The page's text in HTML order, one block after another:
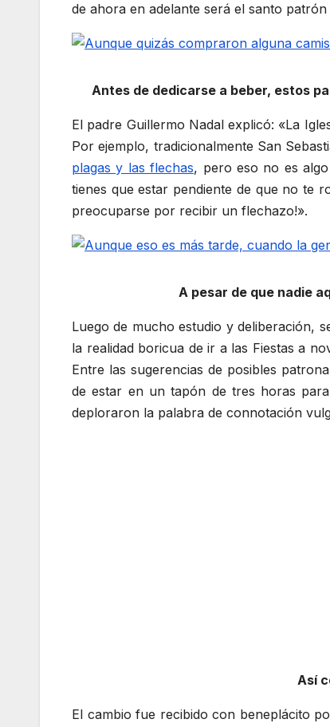
de ahora en adelante será el santo
Antes de dedicarse a beber, estos
El padre Guillermo Nadal explicó: «La
Por ejemplo, tradicionalmente San
plagas y las flechas, pero eso no es
tienes que estar pendiente de que no te
preocuparse por recibir un flechazo!».
A pesar de que nadie
Luego de mucho estudio y deliberación,
la realidad boricua de ir a las Fiestas a
Entre las sugerencias de posibles
de estar en un tapón de tres horas
deploraron la palabra de connotación
Así
El cambio fue recibido con beneplácito